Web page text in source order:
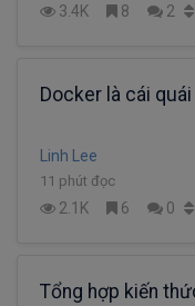
3.4K 8 2
Docker là cái
Linh Lee
11 phút đọc
2.1K 6 0
Tổng hợp kiến